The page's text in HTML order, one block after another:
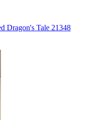
Dragon's Tale 21348